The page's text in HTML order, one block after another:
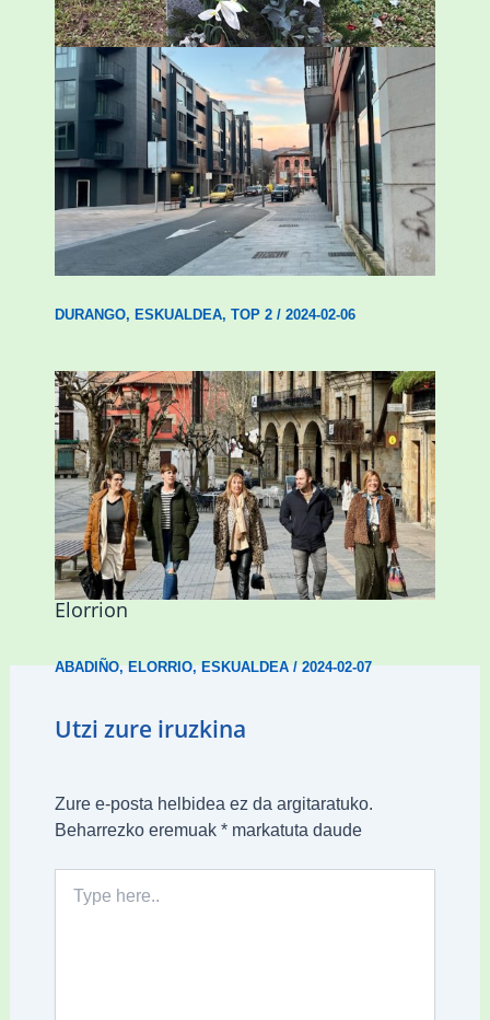
Udal etxebizitza tasatuei buruzko lehen
ordenantza izango du Durangok
DURANGO, ESKUALDEA, TOP 2/ 2024-02-06
Mankomunitateko gizarte-langileak
presentzia indartu du Abadiñon eta
Elorrion
ABADIÑO,ELORRIO,ESKUALDEA/2024-02-07
Utzi zure iruzkina
Zure e-posta helbidea ez da argitaratuko.
Beharrezko eremuak *markatuta daude
here..